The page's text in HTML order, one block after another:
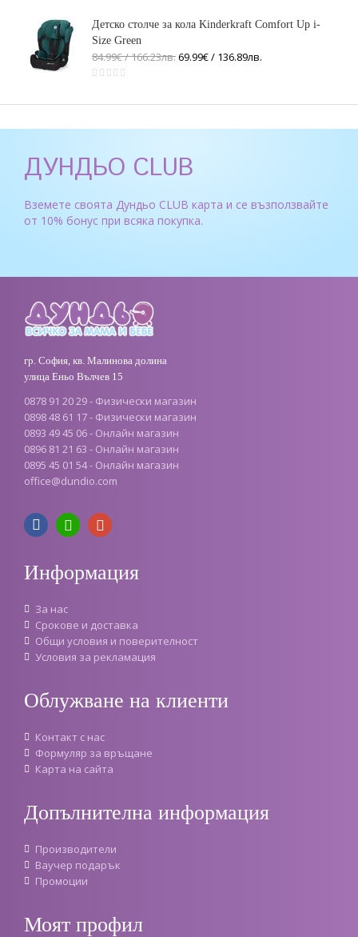
Детско столче за кола Kinderkraft Comfort Up i-
Size Green
84.99€ / 166.23лв.69.99€ / 136.89лв.
ДУНДЬО CLUB
Вземете своята Дундьо CLUB карта и се възползвайте
от 10% бонус при всяка покупка.
гр. София, кв. Малинова долина
улица Еньо Вълчев 15
0878 91 20 29 - Физически магазин
0898 48 61 17 - Физически магазин
0893 49 45 06 - Онлайн магазин
0896 81 21 63 - Онлайн магазин
0895 45 01 54 - Онлайн магазин
office@dundio.com
Информация
За нас
Срокове и доставка
Oбщи условия и поверителност
Условия за рекламация
Облужване на клиенти
Контакт с нас
Формуляр за връщане
Карта на сайта
Допълнителна информация
Производители
Ваучер подарък
Промоции
Моят профил